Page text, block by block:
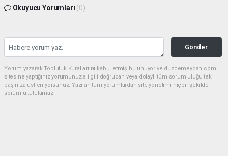
Okuyucu Yorumları (0)
Gönder
Yorum yazarak Topluluk Kuralları’nı kabul etmiş bulunuyor ve duzcemeydan.com
sitesine yaptığınız yorumunuzla ilgili doğrudan veya dolaylı tüm sorumluluğu tek
başınıza üstleniyorsunuz. Yazılan tüm yorumlardan site yönetimi hiçbir şekilde
sorumlu tutulamaz.